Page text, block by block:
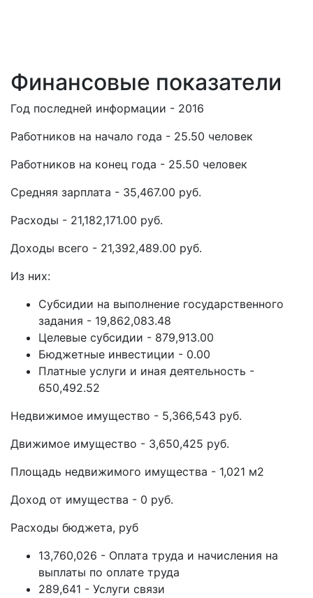
Финансовые показатели
Год последней информации - 2016
Работников на начало года - 25.50 человек
Работников на конец года - 25.50 человек
Средняя зарплата - 35,467.00 руб.
Расходы - 21,182,171.00 руб.
Доходы всего - 21,392,489.00 руб.
Из них:
Субсидии на выполнение государственного
задания - 19,862,083.48
Целевые субсидии - 879,913.00
Бюджетные инвестиции - 0.00
Платные услуги и иная деятельность -
650,492.52
Недвижимое имущество - 5,366,543 руб.
Движимое имущество - 3,650,425 руб.
Площадь недвижимого имущества - 1,021 м2
Доход от имущества - 0 руб.
Расходы бюджета, руб
13,760,026 - Оплата труда и начисления на
выплаты по оплате труда
289,641 - Услуги связи